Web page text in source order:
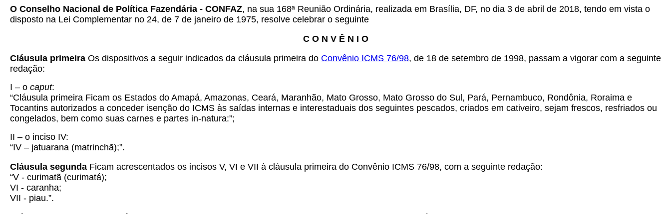
O Conselho Nacional de Política Fazendária - CONFAZ, na sua 168ª Reunião Ordinária, realizada em Brasília, DF, no dia 3 de abril de 2018, tendo em vista o
disposto na Lei Complementar no 24, de 7 de janeiro de 1975, resolve celebrar o seguinte
C O N V Ê N I O
Cláusula primeira Os dispositivos a seguir indicados da cláusula primeira do Convênio ICMS 76/98, de 18 de setembro de 1998, passam a vigorar com a seguinte
redação:
I – o caput:
“Cláusula primeira Ficam os Estados do Amapá, Amazonas, Ceará, Maranhão, Mato Grosso, Mato Grosso do Sul, Pará, Pernambuco, Rondônia, Roraima e
Tocantins autorizados a conceder isenção do ICMS às saídas internas e interestaduais dos seguintes pescados, criados em cativeiro, sejam frescos, resfriados ou
congelados, bem como suas carnes e partes in-natura:”;
II – o inciso IV:
“IV – jatuarana (matrinchã);”.
Cláusula segunda Ficam acrescentados os incisos V, VI e VII à cláusula primeira do Convênio ICMS 76/98, com a seguinte redação:
“V - curimatã (curimatá);
VI - caranha;
VII - piau.”.